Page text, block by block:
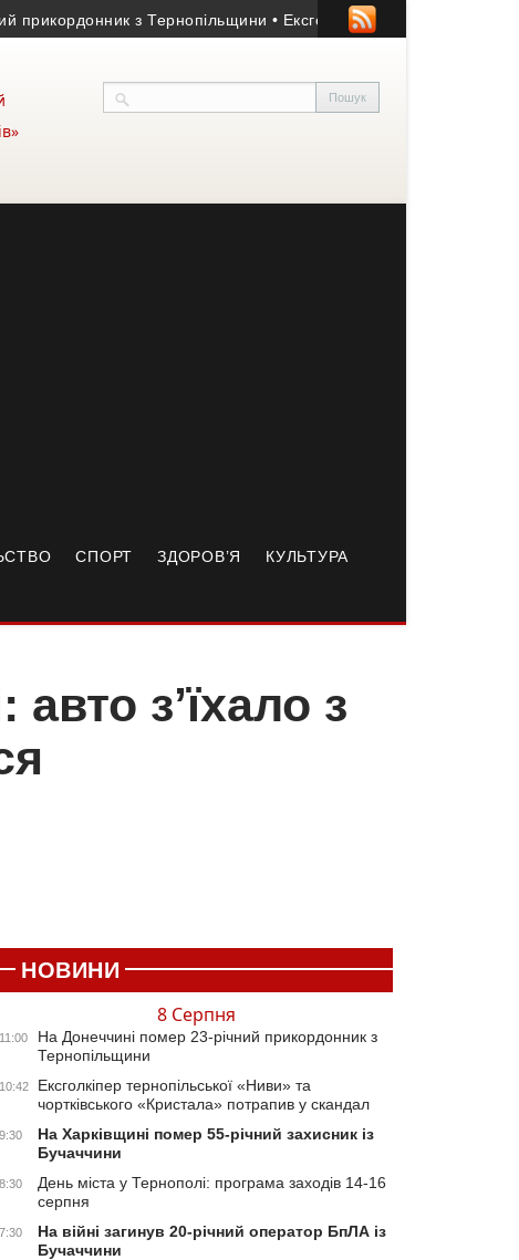
з Тернопільщини • Ексголкіпер тернопільської «Ниви»
СПОРТ ЗДОРОВ’Я КУЛЬТУРА
з’їхало з
НОВИНИ
8 Серпня
11:00
На Донеччині помер 23-річний прикордонник з
Тернопільщини
10:42
Ексголкіпер тернопільської «Ниви» та
чортківського «Кристала» потрапив у скандал
9:30
На Харківщині помер 55-річний захисник із
Бучаччини
8:30
День міста у Тернополі: програма заходів 14-16
серпня
7:30
На війні загинув 20-річний оператор БпЛА із
Бучаччини